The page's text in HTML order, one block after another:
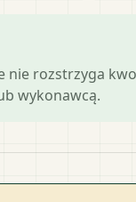
nie rozstrzyga
wykonawcą.